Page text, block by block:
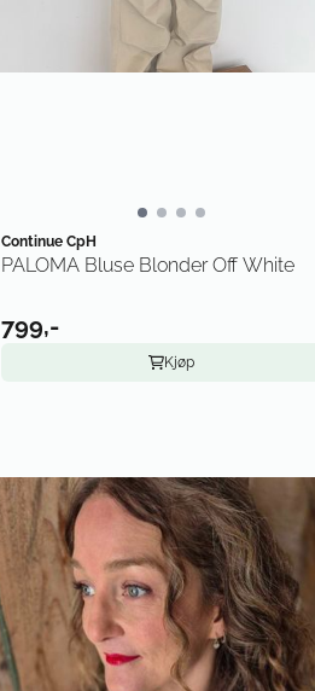
Continue CpH
PALOMA Bluse Blonder Off White
799,-
Kjøp